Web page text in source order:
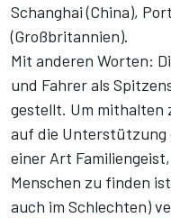
Schanghai (China),
(Großbritannien).
Mit anderen Worten:
und Fahrer als
gestellt. Um mithalten
auf die Unterstützung
einer Art
Menschen zu finden
auch im Schlechten)